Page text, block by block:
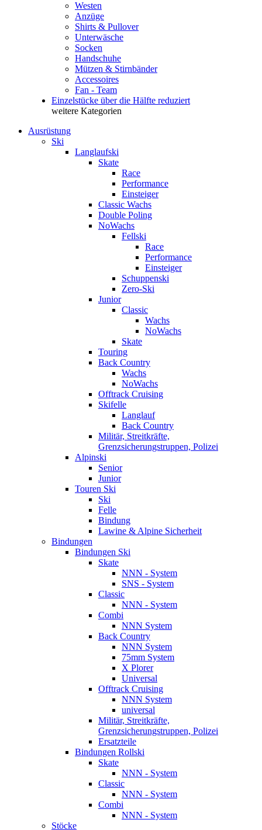
Westen
Anzüge
Shirts & Pullover
Unterwäsche
Socken
Handschuhe
Mützen & Stirnbänder
Accessoires
Fan - Team
Einzelstücke über die Hälfte reduziert
weitere Kategorien
Ausrüstung
Ski
Langlaufski
Skate
Race
Performance
Einsteiger
Classic Wachs
Double Poling
NoWachs
Fellski
Race
Performance
Einsteiger
Schuppenski
Zero-Ski
Junior
Classic
Wachs
NoWachs
Skate
Touring
Back Country
Wachs
NoWachs
Offtrack Cruising
Skifelle
Langlauf
Back Country
Militär, Streitkräfte,
Grenzsicherungstruppen, Polizei
Alpinski
Senior
Junior
Touren Ski
Ski
Felle
Bindung
Lawine & Alpine Sicherheit
Bindungen
Bindungen Ski
Skate
NNN - System
SNS - System
Classic
NNN - System
Combi
NNN System
Back Country
NNN System
75mm System
X Plorer
Universal
Offtrack Cruising
NNN System
universal
Militär, Streitkräfte,
Grenzsicherungstruppen, Polizei
Ersatzteile
Bindungen Rollski
Skate
NNN - System
Classic
NNN - System
Combi
NNN - System
Stöcke